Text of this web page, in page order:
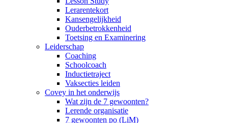
Lerarentekort
Kansengelijkheid
Ouderbetrokkenheid
Toetsing en Examinering
Leiderschap
Coaching
Schoolcoach
Inductietraject
Vaksecties leiden
Covey in het onderwijs
Wat zijn de 7 gewoonten?
Lerende organisatie
7 gewoonten po (LiM)